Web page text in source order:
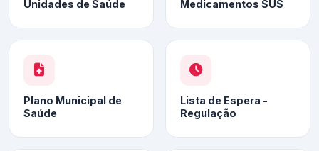
Unidades de Saúde Medicamentos SUS
Plano Municipal de
Saúde
Lista de Espera -
Regulação